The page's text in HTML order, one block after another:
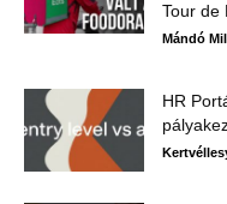
Tour de
Mándó
HR